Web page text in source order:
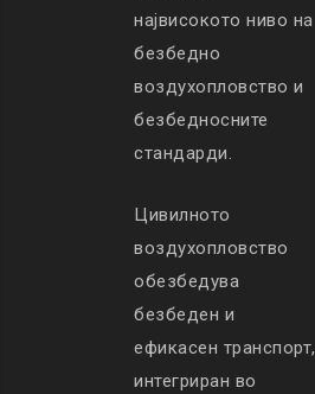
највисокото ниво на
безбедно
воздухопловство и
безбедносните
стандарди.
Цивилното
воздухопловство
обезбедува
безбеден и
ефикасен транспорт,
интегриран во